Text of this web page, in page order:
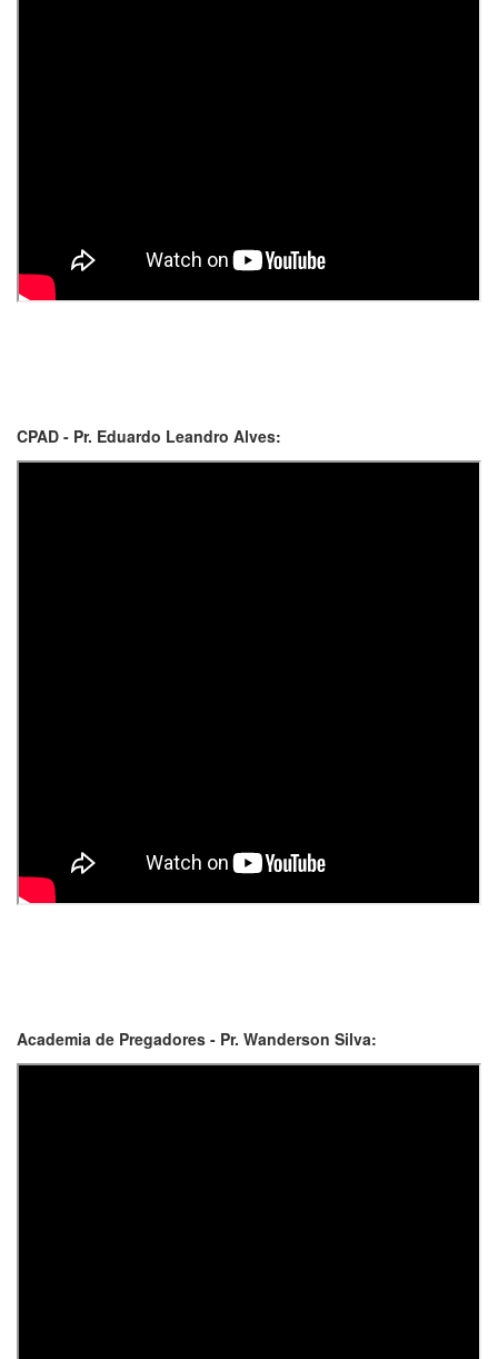
CPAD - Pr. Eduardo Leandro Alves:
Academia de Pregadores - Pr. Wanderson Silva: